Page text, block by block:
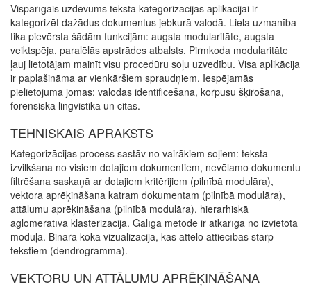
Vispārīgais uzdevums teksta kategorizācijas aplikācijai ir
kategorizēt dažādus dokumentus jebkurā valodā. Liela uzmanība
tika pievērsta šādām funkcijām: augsta modularitāte, augsta
veiktspēja, paralēlās apstrādes atbalsts. Pirmkoda modularitāte
ļauj lietotājam mainīt visu procedūru soļu uzvedību. Visa aplikācija
ir paplašināma ar vienkāršiem spraudņiem. Iespējamās
pielietojuma jomas: valodas identificēšana, korpusu šķirošana,
forensiskā lingvistika un citas.
TEHNISKAIS APRAKSTS
Kategorizācijas process sastāv no vairākiem soļiem: teksta
izvilkšana no visiem dotajiem dokumentiem, nevēlamo dokumentu
filtrēšana saskaņā ar dotajiem kritērijiem (pilnībā modulāra),
vektora aprēķināšana katram dokumentam (pilnībā modulāra),
attālumu aprēķināšana (pilnībā modulāra), hierarhiskā
aglomeratīvā klasterizācija. Galīgā metode ir atkarīga no izvietotā
moduļa. Bināra koka vizualizācija, kas attēlo attiecības starp
tekstiem (dendrogramma).
VEKTORU UN ATTĀLUMU APRĒĶINĀŠANA